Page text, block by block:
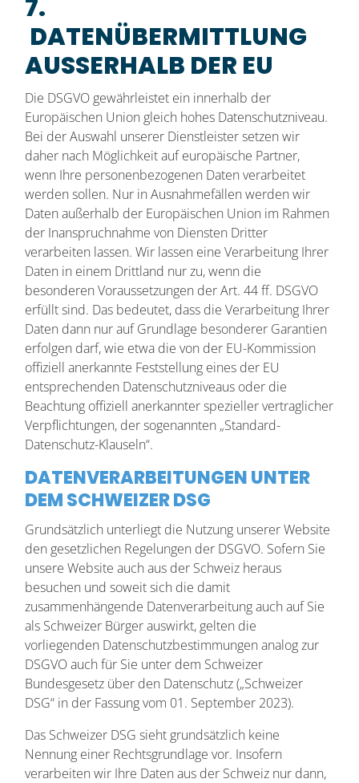
7.
DATENÜBERMITTLUNG
AUSSERHALB DER EU
Die DSGVO gewährleistet ein innerhalb der
Europäischen Union gleich hohes Datenschutzniveau.
Bei der Auswahl unserer Dienstleister setzen wir
daher nach Möglichkeit auf europäische Partner,
wenn Ihre personenbezogenen Daten verarbeitet
werden sollen. Nur in Ausnahmefällen werden wir
Daten außerhalb der Europäischen Union im Rahmen
der Inanspruchnahme von Diensten Dritter
verarbeiten lassen. Wir lassen eine Verarbeitung Ihrer
Daten in einem Drittland nur zu, wenn die
besonderen Voraussetzungen der Art. 44 ff. DSGVO
erfüllt sind. Das bedeutet, dass die Verarbeitung Ihrer
Daten dann nur auf Grundlage besonderer Garantien
erfolgen darf, wie etwa die von der EU-Kommission
offiziell anerkannte Feststellung eines der EU
entsprechenden Datenschutzniveaus oder die
Beachtung offiziell anerkannter spezieller vertraglicher
Verpflichtungen, der sogenannten „Standard-
Datenschutz-Klauseln“.
DATENVERARBEITUNGEN UNTER
DEM SCHWEIZER DSG
Grundsätzlich unterliegt die Nutzung unserer Website
den gesetzlichen Regelungen der DSGVO. Sofern Sie
unsere Website auch aus der Schweiz heraus
besuchen und soweit sich die damit
zusammenhängende Datenverarbeitung auch auf Sie
als Schweizer Bürger auswirkt, gelten die
vorliegenden Datenschutzbestimmungen analog zur
DSGVO auch für Sie unter dem Schweizer
Bundesgesetz über den Datenschutz („Schweizer
DSG“ in der Fassung vom 01. September 2023).
Das Schweizer DSG sieht grundsätzlich keine
Nennung einer Rechtsgrundlage vor. Insofern
verarbeiten wir Ihre Daten aus der Schweiz nur dann,